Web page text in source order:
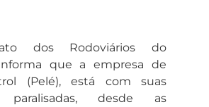
dos Rodoviários do
que a empresa de
(Pelé), está com suas
paralisadas, desde as